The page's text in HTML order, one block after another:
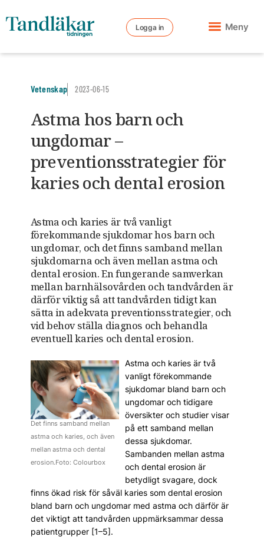
Logga in Meny
Vetenskap 2023-06-15
Astma hos barn och
ungdomar –
preventionsstrategier för
karies och dental erosion
Astma och karies är två vanligt
förekommande sjukdomar hos barn och
ungdomar, och det finns samband mellan
sjukdomarna och även mellan astma och
dental erosion. En fungerande samverkan
mellan barnhälsovården och tandvården är
därför viktig så att tandvården tidigt kan
sätta in adekvata preventionsstrategier, och
vid behov ställa diagnos och behandla
eventuell karies och dental erosion.
Det finns samband mellan
astma och karies, och även
mellan astma och dental
erosion.Foto: Colourbox
Astma och karies är två
vanligt förekommande
sjukdomar bland barn och
ungdomar och tidigare
översikter och studier visar
på ett samband mellan
dessa sjukdomar.
Sambanden mellan astma
och dental erosion är
betydligt svagare, dock
finns ökad risk för såväl karies som dental erosion
bland barn och ungdomar med astma och därför är
det viktigt att tandvården uppmärksammar dessa
patientgrupper [1–5].